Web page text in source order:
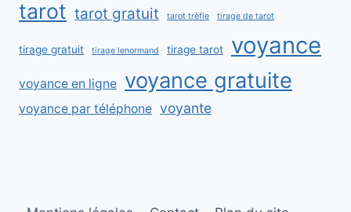
tarot tarot gratuit tarot trèfle tirage de tarot
tirage gratuit tirage lenormand tirage tarot voyance
voyance en ligne voyance gratuite
voyance par téléphone voyante